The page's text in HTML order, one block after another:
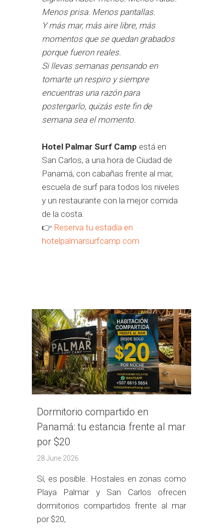
Menos prisa. Menos pantallas.
Y más mar, más aire libre, más
momentos que se quedan grabados
porque fueron reales.
Si llevas semanas pensando en
tomarte un respiro y siempre
encuentras una razón para
postergarlo, quizás este fin de
semana sea el momento.
Hotel Palmar Surf Camp está en
San Carlos, a una hora de Ciudad de
Panamá, con cabañas frente al mar,
escuela de surf para todos los niveles
y un restaurante con la mejor comida
de la costa.
👉 Reserva tu estadía en
hotelpalmarsurfcamp.com
Dormitorio compartido en
Panamá: tu estancia frente al mar
por $20
28 June 2026
Sí, es posible. Hostales en zonas como
Playa Palmar y San Carlos ofrecen
dormitorios compartidos frente al mar
por $20,